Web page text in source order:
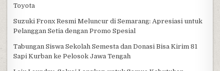
Toyota
Suzuki Fronx Resmi Meluncur di Semarang: Apresiasi untuk
Pelanggan Setia dengan Promo Spesial
Tabungan Siswa Sekolah Semesta dan Donasi Bisa Kirim 81
Sapi Kurban ke Pelosok Jawa Tengah